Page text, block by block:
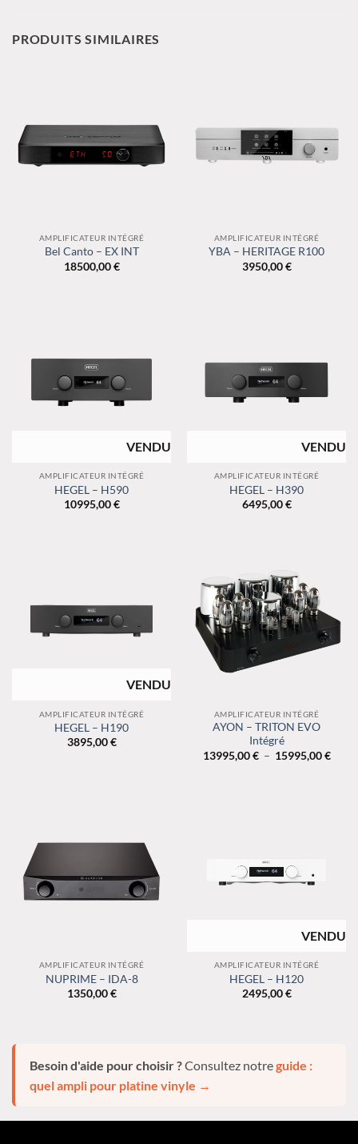
PRODUITS SIMILAIRES
AMPLIFICATEUR INTÉGRÉ
Bel Canto – EX INT
18500,00€
AMPLIFICATEUR INTÉGRÉ
YBA – HERITAGE R100
3950,00€
AMPLIFICATEUR INTÉGRÉ
HEGEL – H590
10995,00€
AMPLIFICATEUR INTÉGRÉ
HEGEL – H390
6495,00€
AMPLIFICATEUR INTÉGRÉ
HEGEL – H190
3895,00€
AMPLIFICATEUR INTÉGRÉ
AYON – TRITON EVO
Intégré
13995,00€ – 15995,00€Plage
AMPLIFICATEUR INTÉGRÉ
NUPRIME – IDA-8
1350,00€
AMPLIFICATEUR INTÉGRÉ
HEGEL – H120
2495,00€
Besoin d'aide pour choisir ?Consultez notreguide :
quel ampli pour platine vinyle →